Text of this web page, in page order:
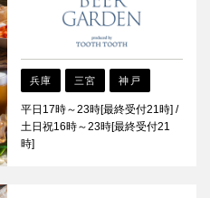
兵庫 三宮 神戸
平日17時～23時[最終受付21時] /
土日祝16時～23時[最終受付21
時]